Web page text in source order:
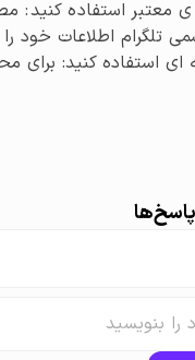
معتبر استفاده
تلگرام اطلاعات خود
ای استفاده کنید: